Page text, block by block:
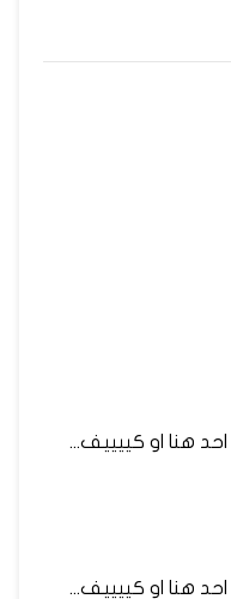
هنا او كييييف...
هنا او كييييف...